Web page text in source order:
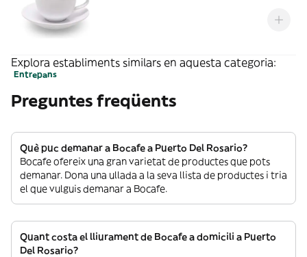
Explora establiments similars en aquesta categoria:
Entrepans
Preguntes freqüents
Què puc demanar a Bocafe a Puerto Del Rosario?
Bocafe ofereix una gran varietat de productes que pots
demanar. Dona una ullada a la seva llista de productes i tria
el que vulguis demanar a Bocafe.
Quant costa el lliurament de Bocafe a domicili a Puerto
Del Rosario?